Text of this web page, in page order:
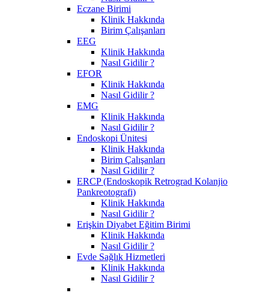
Eczane Birimi
Klinik Hakkında
Birim Çalışanları
EEG
Klinik Hakkında
Nasıl Gidilir ?
EFOR
Klinik Hakkında
Nasıl Gidilir ?
EMG
Klinik Hakkında
Nasıl Gidilir ?
Endoskopi Ünitesi
Klinik Hakkında
Birim Çalışanları
Nasıl Gidilir ?
ERCP (Endoskopik Retrograd Kolanjio
Pankreotografi)
Klinik Hakkında
Nasıl Gidilir ?
Erişkin Diyabet Eğitim Birimi
Klinik Hakkında
Nasıl Gidilir ?
Evde Sağlık Hizmetleri
Klinik Hakkında
Nasıl Gidilir ?